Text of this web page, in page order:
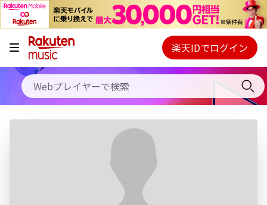
キャンペーン
料金プラン
使い方
Webプレイヤー
ご契約内容の確認・変更
楽天IDでログイン